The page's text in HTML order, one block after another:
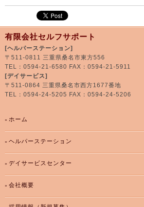
有限会社セルフサポート
[ヘルパーステーション]
〒511-0811 三重県桑名市東方556
TEL：0594-21-6580 FAX：0594-21-5911
[デイサービス]
〒511-0864 三重県桑名市西方1677番地
TEL：0594-24-5205 FAX：0594-24-5206
ホーム
ヘルパーステーション
デイサービスセンター
会社概要